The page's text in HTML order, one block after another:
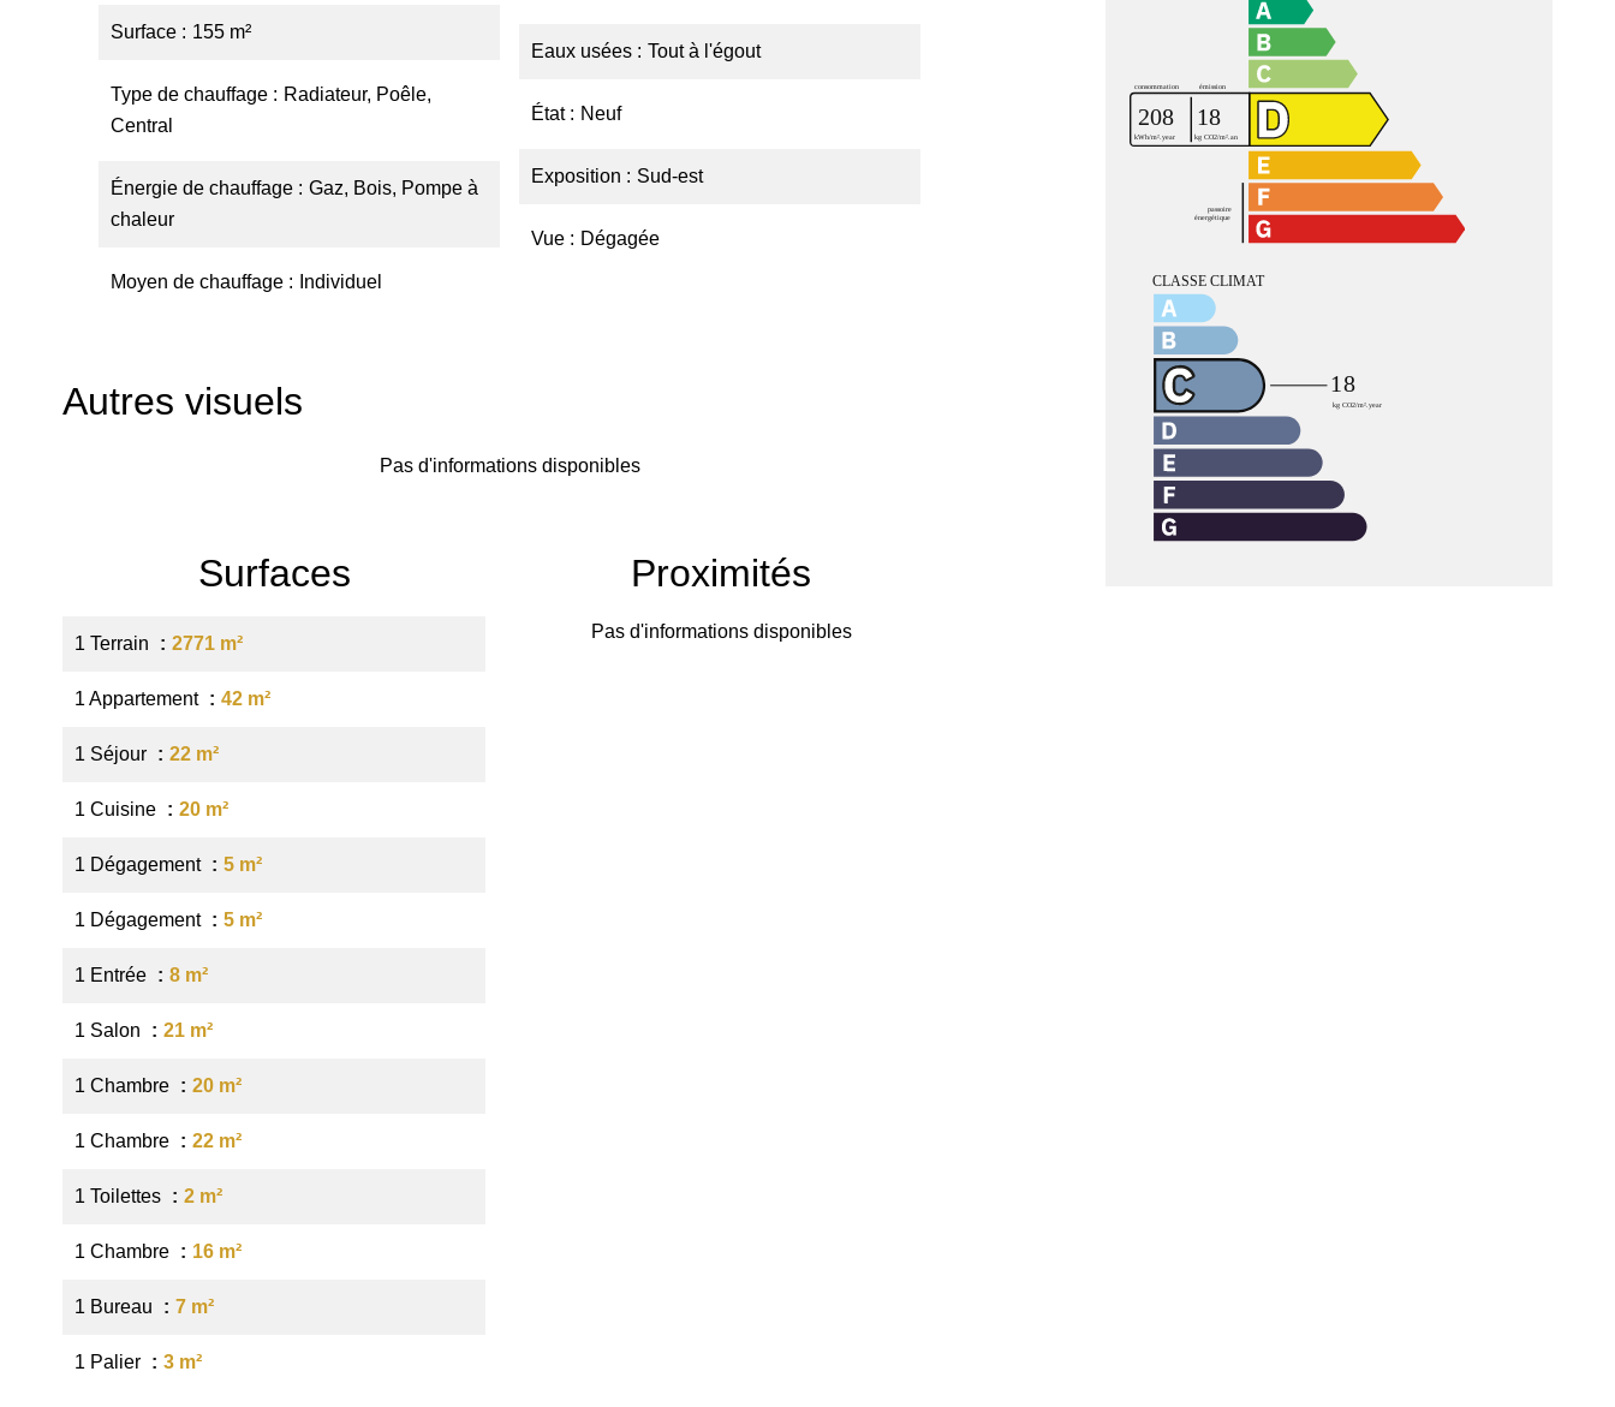
Surface 155 m²
Type de chauffage
Radiateur, Poêle,
Central
Énergie de chauffage
Gaz, Bois, Pompe à
chaleur
Moyen de chauffage Individuel
Eaux usées Tout à l'égout
État Neuf
Exposition Sud-est
Vue Dégagée
Autres visuels
Pas d'informations disponibles
Surfaces
1 Terrain 2771 m²
1 Appartement 42 m²
1 Séjour 22 m²
1 Cuisine 20 m²
1 Dégagement 5 m²
1 Dégagement 5 m²
1 Entrée 8 m²
1 Salon 21 m²
1 Chambre 20 m²
1 Chambre 22 m²
1 Toilettes 2 m²
1 Chambre 16 m²
1 Bureau 7 m²
1 Palier 3 m²
Proximités
Pas d'informations disponibles